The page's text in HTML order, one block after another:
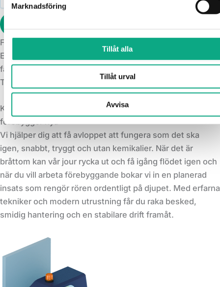
Marknadsföring
Tillåt alla
Tillåt urval
Avvisa
Formuläret har skickats in!
Ett fel uppstod när formuläret skickades. Kontrollera alla
fält och försök igen.
Tryggt och kemikaliefritt
Kraftfull avloppsspolning som löser akuta problem och
förebygger nya
Vi hjälper dig att få avloppet att fungera som det ska
igen, snabbt, tryggt och utan kemikalier. När det är
bråttom kan vår jour rycka ut och få igång flödet igen och
när du vill arbeta förebyggande bokar vi in en planerad
insats som rengör rören ordentligt på djupet. Med erfarna
tekniker och modern utrustning får du raka besked,
smidig hantering och en stabilare drift framåt.